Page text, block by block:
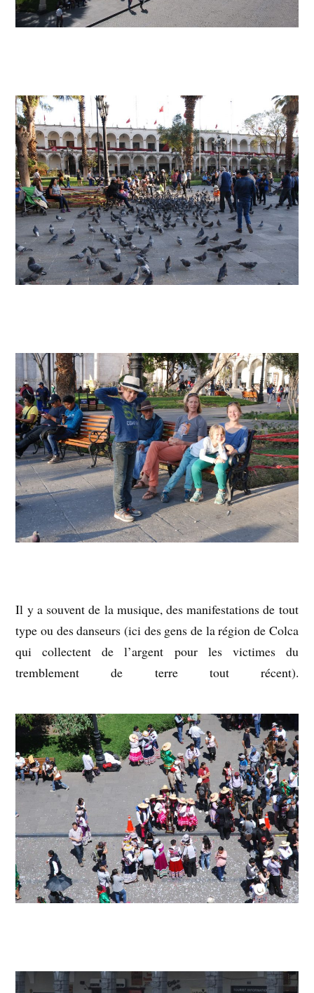
Il y a souvent de la musique, des manifestations de tout
type ou des danseurs (ici des gens de la région de Colca
qui collectent de l’argent pour les victimes du
tremblement de terre tout récent).